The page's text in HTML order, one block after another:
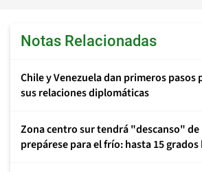
Notas Relacionadas
Chile y Venezuela dan primeros pasos
sus relaciones diplomáticas
Zona centro sur tendrá "descanso" de
prepárese para el frío: hasta 15 grados